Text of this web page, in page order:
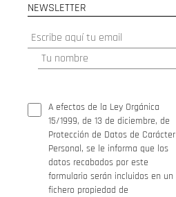
NEWSLETTER
A efectos de la Ley Orgánica
15/1999, de 13 de diciembre, de
Protección de Datos de Carácter
Personal, se le informa que los
datos recabados por este
formulario serán incluidos en un
fichero propiedad de